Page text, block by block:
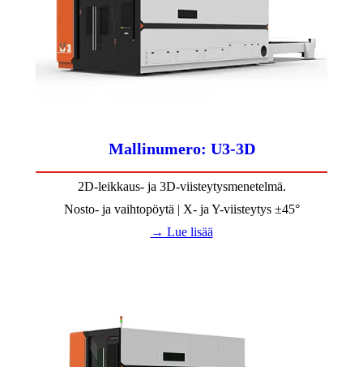
Mallinumero: U3-3D
2D-leikkaus- ja 3D-viisteytysmenetelmä.
Nosto- ja vaihtopöytä | X- ja Y-viisteytys ±45°
→ Lue lisää